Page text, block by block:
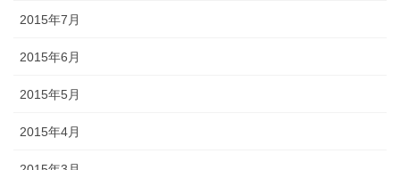
2015年7月
2015年6月
2015年5月
2015年4月